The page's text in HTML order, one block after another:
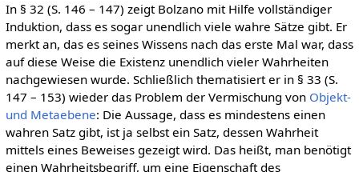
In § 32 (S. 146 – 147) zeigt Bolzano mit Hilfe vollständiger
Induktion, dass es sogar unendlich viele wahre Sätze gibt. Er
merkt an, das es seines Wissens nach das erste Mal war, dass
auf diese Weise die Existenz unendlich vieler Wahrheiten
nachgewiesen wurde. Schließlich thematisiert er in § 33 (S.
147 – 153) wieder das Problem der Vermischung von Objekt-
und Metaebene: Die Aussage, dass es mindestens einen
wahren Satz gibt, ist ja selbst ein Satz, dessen Wahrheit
mittels eines Beweises gezeigt wird. Das heißt, man benötigt
einen Wahrheitsbegriff, um eine Eigenschaft des